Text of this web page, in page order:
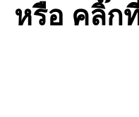
หรือ คลิ๊ก